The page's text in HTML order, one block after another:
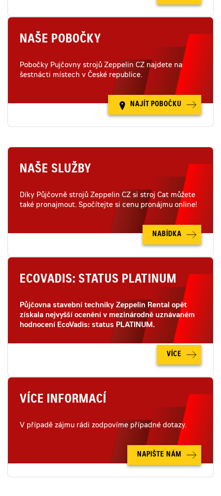
NAŠE POBOČKY
Pobočky Pujčovny strojů Zeppelin CZ najdete na
šestnácti místech v České republice.
NAJÍT POBOČKU
NAŠE SLUŽBY
Díky Půjčovně strojů Zeppelin CZ si stroj Cat můžete
také pronajmout. Spočítejte si cenu pronájmu online!
NABÍDKA
ECOVADIS: STATUS PLATINUM
Půjčovna stavební techniky Zeppelin Rental opět
získala nejvyšší ocenění v mezinárodně uznávaném
hodnocení EcoVadis: status PLATINUM.
VÍCE
VÍCE INFORMACÍ
V případě zájmu rádi zodpovíme případné dotazy.
NAPIŠTE NÁM